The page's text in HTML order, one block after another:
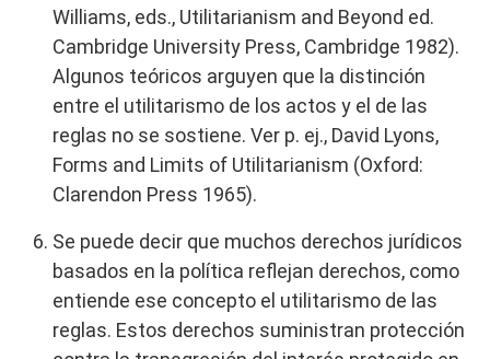
Williams, eds., Utilitarianism and Beyond ed.
Cambridge University Press, Cambridge 1982).
Algunos teóricos arguyen que la distinción
entre el utilitarismo de los actos y el de las
reglas no se sostiene. Ver p. ej., David Lyons,
Forms and Limits of Utilitarianism (Oxford:
Clarendon Press 1965).
Se puede decir que muchos derechos jurídicos
basados en la política reflejan derechos, como
entiende ese concepto el utilitarismo de las
reglas. Estos derechos suministran protección